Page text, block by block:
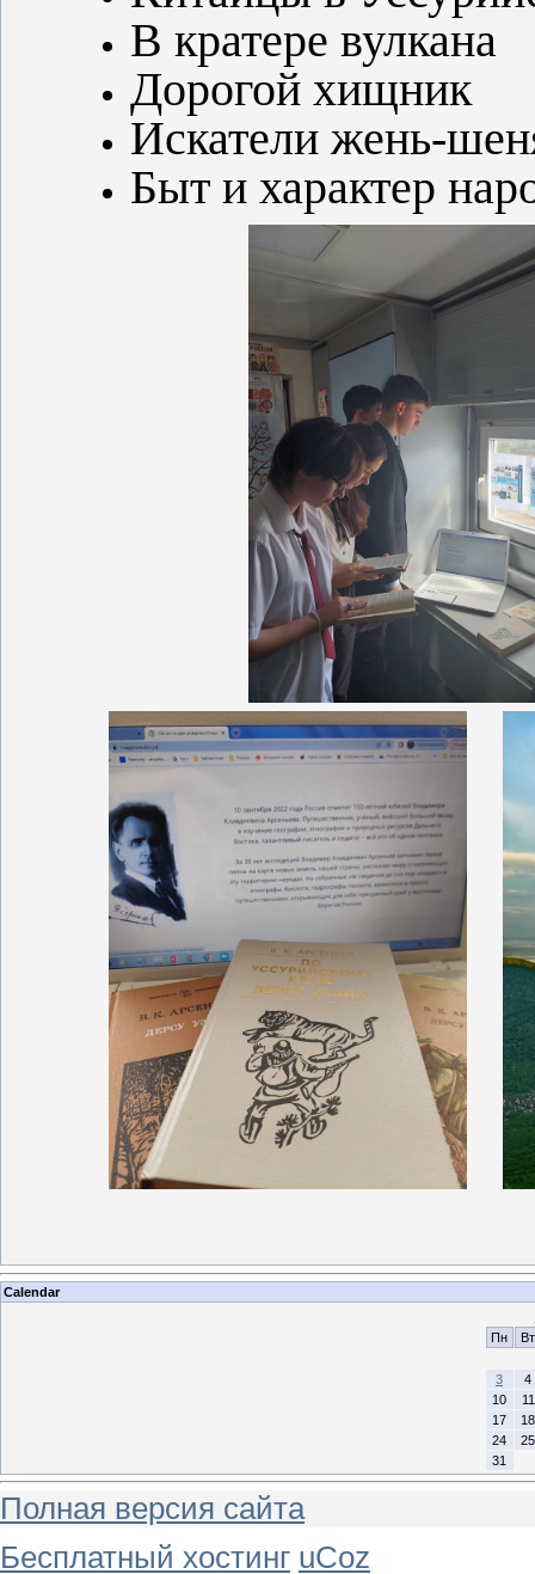
В кратере вулкана
Дорогой хищник
Искатели жень-
Быт и характер
Calendar
Пн
Вт
3
4
10
11
17
18
24
25
31
Полная версия сайта
Бесплатный хостинг uCoz